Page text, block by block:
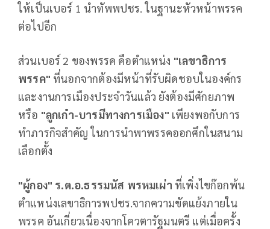
ให้เป็นเบอร์ 1 นำทัพพปชร. ในฐานะหัวหน้าพรรค
ต่อไปอีก
ส่วนเบอร์ 2 ของพรรค คือตำแหน่ง "เลขาธิการ
พรรค" ที่นอกจากต้องมีหน้าที่รับผิดชอบในองค์กร
และงานการเมืองประจำวันแล้ว ยังต้องมีศักยภาพ
หรือ "ลูกเก๋า-บารมีทางการเมือง" เพียงพอกับการ
ทำภารกิจสำคัญ ในการนำพาพรรคออกศึกในสนาม
เลือกตั้ง
"ผู้กอง" ร.ต.อ.ธรรมนัส พรหมเผ่า ที่เพิ่งไขก๊อกพ้น
ตำแหน่งเลขาธิการพปชร.จากความขัดแย้งภายใน
พรรค อันเกี่ยวเนื่องจากโควตารัฐมนตรี แต่เมื่อครั้ง